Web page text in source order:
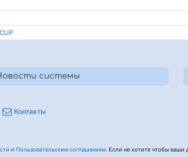
системы
Контакты
и Пользовательским соглашением. Если не хотите чтобы ваши